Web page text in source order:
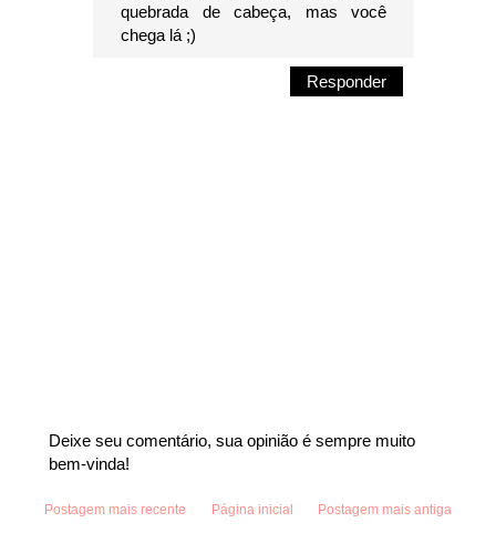
quebrada de cabeça, mas você
chega lá ;)
Responder
Deixe seu comentário, sua opinião é sempre muito
bem-vinda!
Postagem mais recente Postagem mais antiga
Página inicial